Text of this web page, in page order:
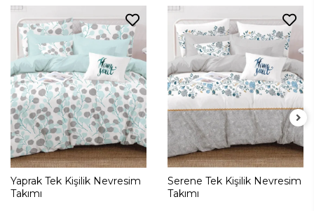
Yaprak Tek Kişilik Nevresim
Takımı
Serene Tek Kişilik Nevresim
Takımı